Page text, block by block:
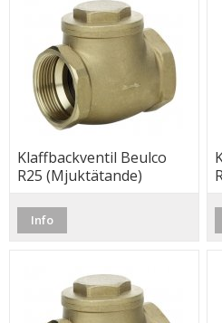
Klaffbackventil Beulco
R25 (Mjuktätande)
Info